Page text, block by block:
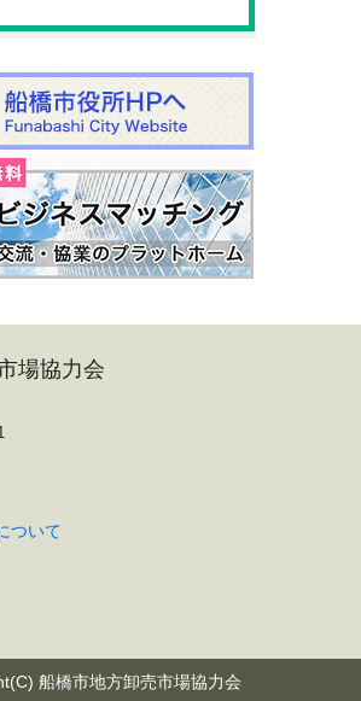
場協力会
ついて
船橋市地方卸売市場協力会